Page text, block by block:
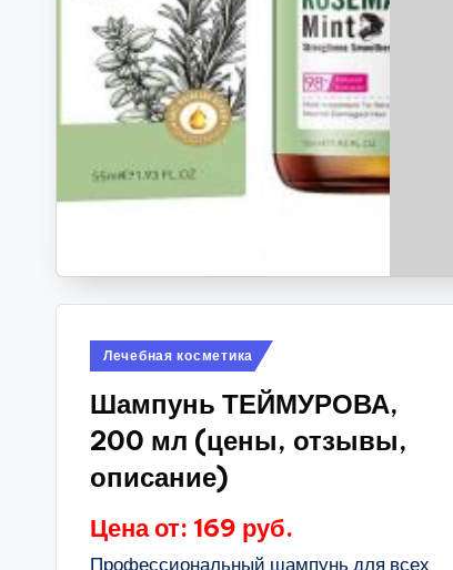
Опубликовано
Лечебная косметика
Шампунь ТЕЙМУРОВА,
200 мл (цены, отзывы,
описание)
Цена от: 169 руб.
Профессиональный шампунь для всех